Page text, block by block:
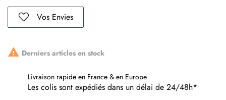
Vos Envies
 Derniers articles en stock
Livraison rapide en France & en Europe
Les colis sont expédiés dans un délai de 24/48h*